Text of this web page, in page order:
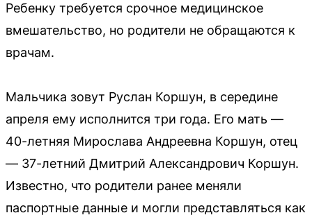
Ребенку требуется срочное медицинское
вмешательство, но родители не обращаются к
врачам.
Мальчика зовут Руслан Коршун, в середине
апреля ему исполнится три года. Его мать —
40-летняя Мирослава Андреевна Коршун, отец
— 37-летний Дмитрий Александрович Коршун.
Известно, что родители ранее меняли
паспортные данные и могли представляться как